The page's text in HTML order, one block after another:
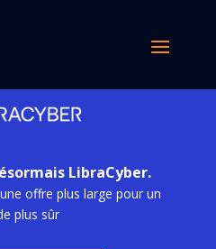
LibraCyber.
offre plus large pour un
plus sûr
se brosser
attaque
sur trois
27, 2024